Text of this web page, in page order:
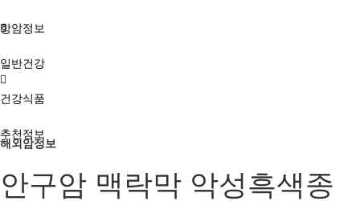
항암정보
일반건강
건강식품
추천정보
해외암정보
안구암 맥락막 악성흑색종